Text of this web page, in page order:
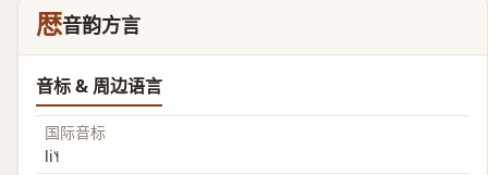
厯音韵方言
音标 & 周边语言
国际音标
li˥˧